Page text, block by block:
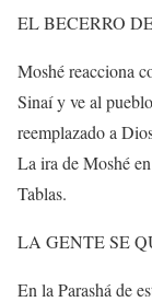
EL BECERRO
Moshé reacciona
Sinaí y ve al
reemplazado a
La ira de Moshé
Tablas.
LA GENTE SE
En la Parashá de